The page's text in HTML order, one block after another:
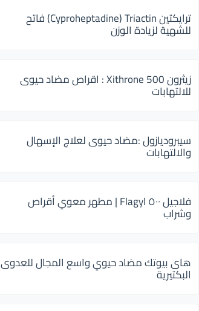
ترايكتين Cyproheptadine) Triactin) فاتح
للشهية لزيادة الوزن
زيثرون 500 Xithrone : اقراص مضاد حيوى
للالتهابات
سيبروديازول :مضاد حيوى لعلاج الإسهال
والالتهابات
فلاجيل ٥٠٠ Flagyl | مطهر معوي أقراص
وشراب
هاى بيوتك مضاد حيوي واسع المجال للعدوى
البكتيرية